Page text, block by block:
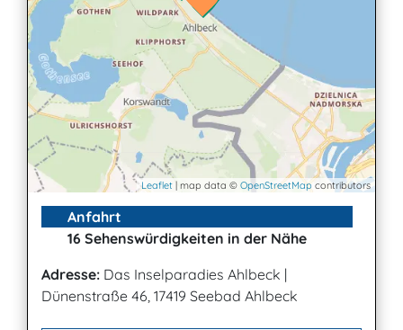
Leaflet | map data © OpenStreetMapcontributors
Anfahrt
16 Sehenswürdigkeiten in der Nähe
Adresse: Das Inselparadies Ahlbeck |
Dünenstraße 46, 17419 Seebad Ahlbeck